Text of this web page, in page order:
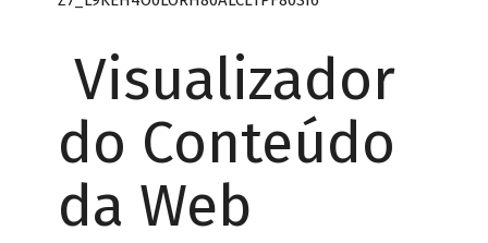
Visualizador
do Conteúdo
da Web